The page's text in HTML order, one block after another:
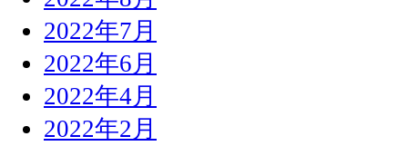
2022年7月
2022年6月
2022年4月
2022年2月